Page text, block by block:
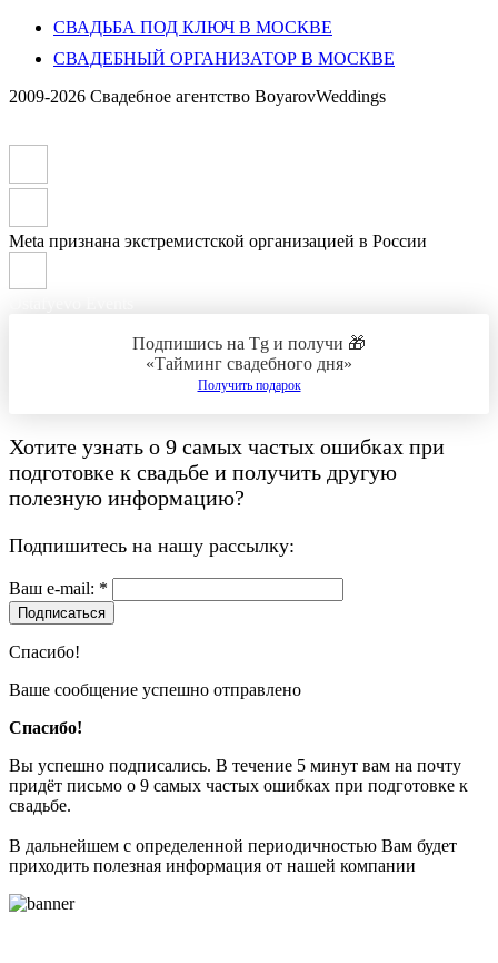
СВАДЬБА ПОД КЛЮЧ В МОСКВЕ
СВАДЕБНЫЙ ОРГАНИЗАТОР В МОСКВЕ
2009-2026 Свадебное агентство BoyarovWeddings
Meta признана экстремистской организацией в России
Подпишись на Tg и получи 🎁
«Тайминг свадебного дня»
Получить подарок
Хотите узнать о 9 самых частых ошибках при
подготовке к свадьбе и получить другую
полезную информацию?
Подпишитесь на нашу рассылку:
Ваш e-mail: *
Подписаться
Спасибо!
Ваше сообщение успешно отправлено
Спасибо!
Вы успешно подписались. В течение 5 минут вам на почту
придёт письмо о 9 самых частых ошибках при подготовке к
свадьбе.
В дальнейшем с определенной периодичностью Вам будет
приходить полезная информация от нашей компании